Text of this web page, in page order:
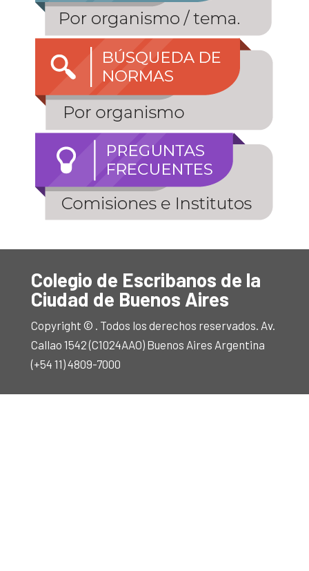
Colegio de Escribanos de la
Ciudad de Buenos Aires
Copyright © . Todos los derechos reservados. Av.
Callao 1542 (C1024AAO) Buenos Aires Argentina
(+54 11) 4809-7000